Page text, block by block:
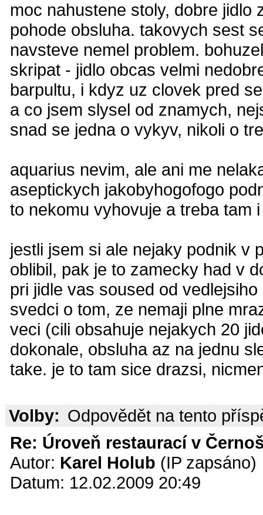
moc nahustene stoly, dobre
pohode obsluha. takovych sest
navsteve nemel problem.
skripat - jidlo obcas velmi
barpultu, i kdyz uz clovek pred
a co jsem slysel od znamych,
snad se jedna o vykyv, nikoli o
aquarius nevim, ale ani me
aseptickych jakobyhogofogo
to nekomu vyhovuje a treba tam
jestli jsem si ale nejaky podnik v
oblibil, pak je to zamecky had v
pri jidle vas soused od
svedci o tom, ze nemaji plne
veci (cili obsahuje nejakych 20
dokonale, obsluha az na jednu
take. je to tam sice drazsi,
Volby: Odpovědět na tento
Re: Úroveň restaurací v
Autor: Karel Holub (IP zapsáno)
Datum: 12.02.2009 20:49